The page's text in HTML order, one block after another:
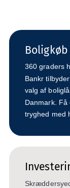
360 graders
Bankr
valg af
Danmark.
tryghed med